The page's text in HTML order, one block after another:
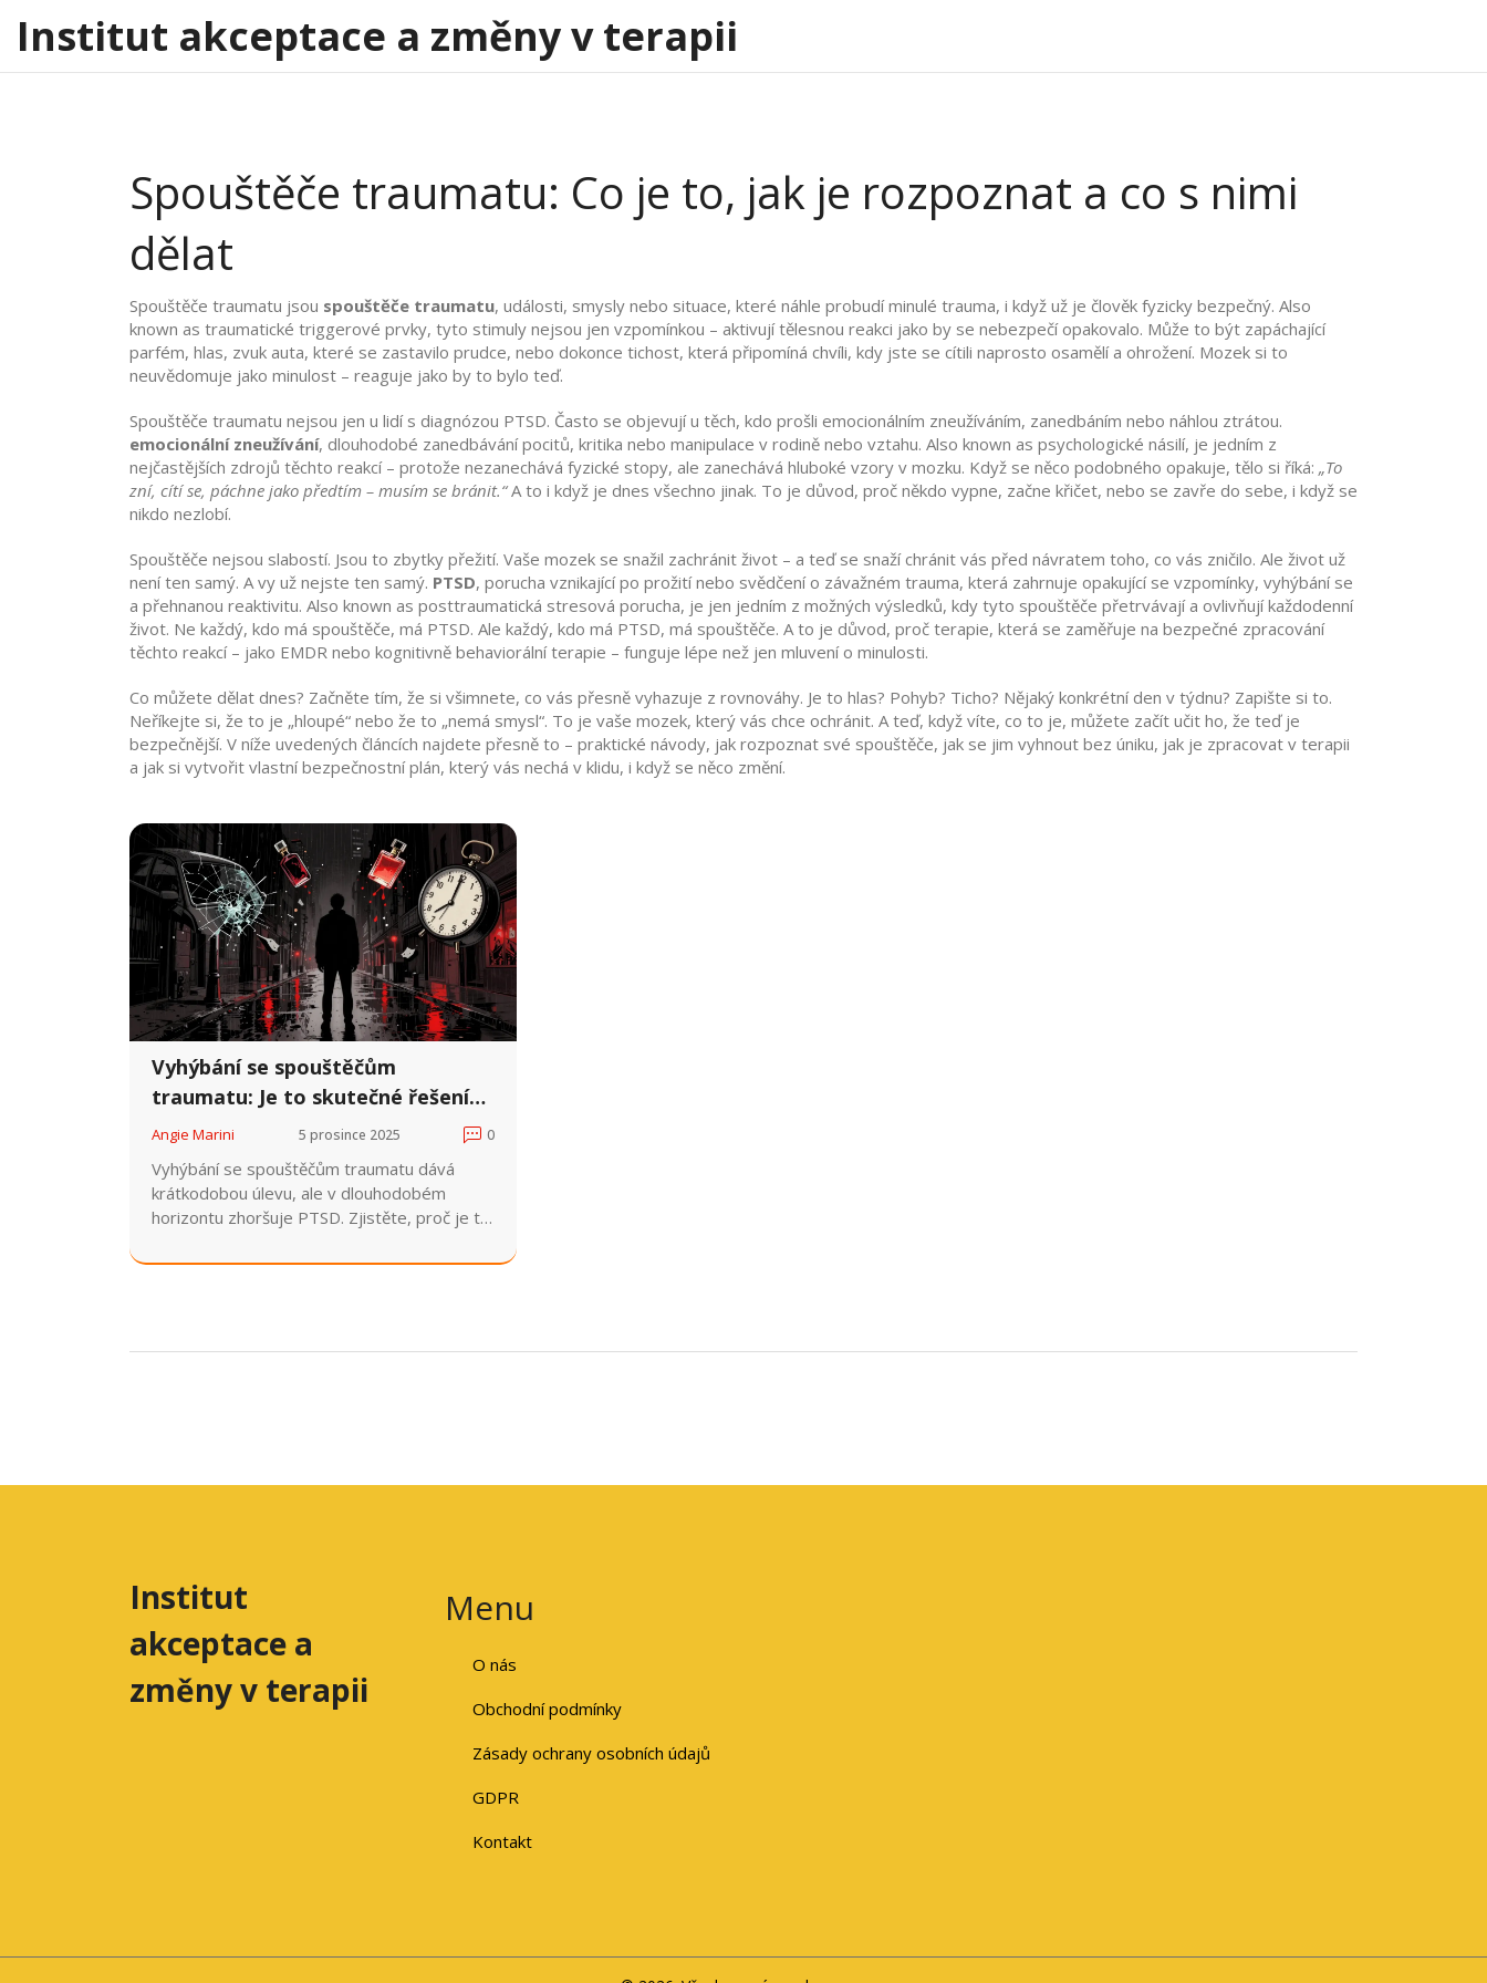
Institut akceptace a změny v terapii
Spouštěče traumatu: Co je to, jak je rozpoznat a co s nimi
dělat
Spouštěče traumatu jsou spouštěče traumatu, události, smysly nebo situace, které náhle probudí minulé trauma, i když už je člověk fyzicky bezpečný. Also
known as traumatické triggerové prvky, tyto stimuly nejsou jen vzpomínkou – aktivují tělesnou reakci jako by se nebezpečí opakovalo. Může to být zapáchající
parfém, hlas, zvuk auta, které se zastavilo prudce, nebo dokonce tichost, která připomíná chvíli, kdy jste se cítili naprosto osamělí a ohrožení. Mozek si to
neuvědomuje jako minulost – reaguje jako by to bylo teď.
Spouštěče traumatu nejsou jen u lidí s diagnózou PTSD. Často se objevují u těch, kdo prošli emocionálním zneužíváním, zanedbáním nebo náhlou ztrátou.
emocionální zneužívání, dlouhodobé zanedbávání pocitů, kritika nebo manipulace v rodině nebo vztahu. Also known as psychologické násilí, je jedním z
nejčastějších zdrojů těchto reakcí – protože nezanechává fyzické stopy, ale zanechává hluboké vzory v mozku. Když se něco podobného opakuje, tělo si říká: „To
zní, cítí se, páchne jako předtím – musím se bránit.“A to i když je dnes všechno jinak. To je důvod, proč někdo vypne, začne křičet, nebo se zavře do sebe, i když se
nikdo nezlobí.
Spouštěče nejsou slabostí. Jsou to zbytky přežití. Vaše mozek se snažil zachránit život – a teď se snaží chránit vás před návratem toho, co vás zničilo. Ale život už
není ten samý. A vy už nejste ten samý. PTSD, porucha vznikající po prožití nebo svědčení o závažném trauma, která zahrnuje opakující se vzpomínky, vyhýbání se
a přehnanou reaktivitu. Also known as posttraumatická stresová porucha, je jen jedním z možných výsledků, kdy tyto spouštěče přetrvávají a ovlivňují každodenní
život. Ne každý, kdo má spouštěče, má PTSD. Ale každý, kdo má PTSD, má spouštěče. A to je důvod, proč terapie, která se zaměřuje na bezpečné zpracování
těchto reakcí – jako EMDR nebo kognitivně behaviorální terapie – funguje lépe než jen mluvení o minulosti.
Co můžete dělat dnes? Začněte tím, že si všimnete, co vás přesně vyhazuje z rovnováhy. Je to hlas? Pohyb? Ticho? Nějaký konkrétní den v týdnu? Zapište si to.
Neříkejte si, že to je „hloupé“ nebo že to „nemá smysl“. To je vaše mozek, který vás chce ochránit. A teď, když víte, co to je, můžete začít učit ho, že teď je
bezpečnější. V níže uvedených článcích najdete přesně to – praktické návody, jak rozpoznat své spouštěče, jak se jim vyhnout bez úniku, jak je zpracovat v terapii
a jak si vytvořit vlastní bezpečnostní plán, který vás nechá v klidu, i když se něco změní.
Vyhýbání se spouštěčům
traumatu: Je to skutečné řešení
nebo jen dočasná past?
Angie Marini 5 prosince 2025 0
Vyhýbání se spouštěčům traumatu dává
krátkodobou úlevu, ale v dlouhodobém
horizontu zhoršuje PTSD. Zjistěte, proč je to
dělat, když se bojíte začít.
Institut
akceptace a
změny v terapii
Menu
O nás
Obchodní podmínky
Zásady ochrany osobních údajů
GDPR
Kontakt